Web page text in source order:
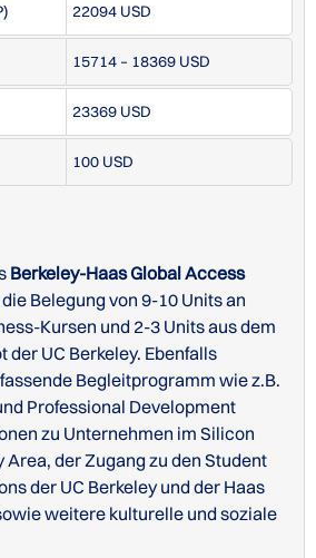
22094 USD
15714 – 18369 USD
23369 USD
100 USD
Berkeley-Haas Global Access
Belegung von 9-10 Units an
Kursen und 2-3 Units aus dem
der UC Berkeley. Ebenfalls
Begleitprogramm wie z.B.
Professional Development
zu Unternehmen im Silicon
Area, der Zugang zu den Student
der UC Berkeley und der Haas
weitere kulturelle und soziale